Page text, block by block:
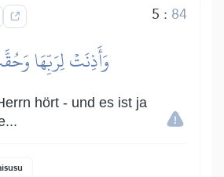
5 : 84
وَأَذِنَتۡ لِرَبِّهَا
hört - und es ist ja